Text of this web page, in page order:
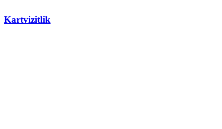
Kartvizitlik